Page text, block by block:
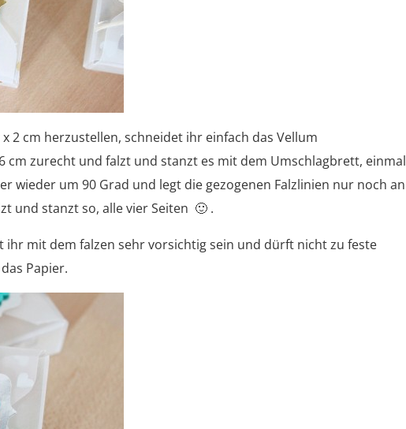
2 cm herzustellen, schneidet ihr einfach das Vellum
cm zurecht und falzt und stanzt es mit dem Umschlagbrett, einmal
wieder um 90 Grad und legt die gezogenen Falzlinien nur noch an
und stanzt so, alle vier Seiten 🙂 .
ihr mit dem falzen sehr vorsichtig sein und dürft nicht zu feste
Papier.